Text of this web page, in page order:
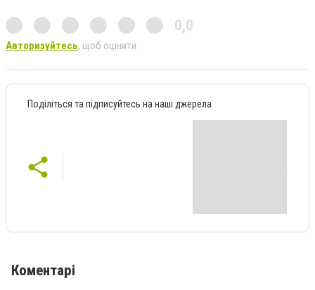
0,0
Авторизуйтесь, щоб оцінити
Поділіться та підписуйтесь на наші джерела
Коментарі